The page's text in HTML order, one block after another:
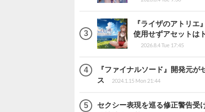
『ライザのアトリ
使用せずアセットは
2026.8.4 Tue 17:45
『ファイナルソード』開発元
ス
2024.1.15 Mon 21:44
セクシー表現を巡る修正警告